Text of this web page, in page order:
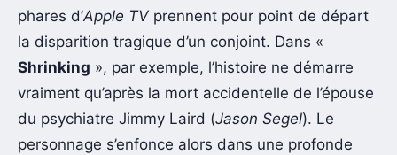
phares d’Apple TV prennent pour point de départ
la disparition tragique d’un conjoint. Dans «
Shrinking », par exemple, l’histoire ne démarre
vraiment qu’après la mort accidentelle de l’épouse
du psychiatre Jimmy Laird (Jason Segel). Le
personnage s’enfonce alors dans une profonde